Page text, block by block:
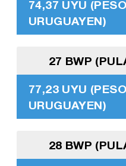
74,37 UYU (PESO
URUGUAYEN)
27 BWP
77,23 UYU (PESO
URUGUAYEN)
28 BWP